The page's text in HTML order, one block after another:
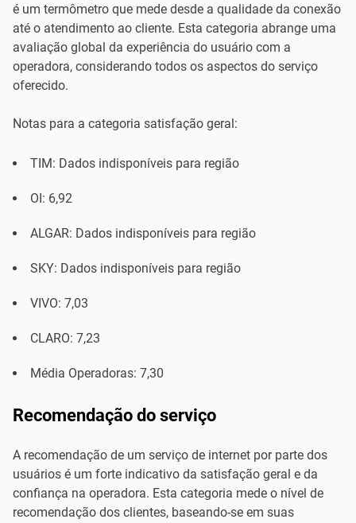
é um termômetro que mede desde a qualidade da conexão
até o atendimento ao cliente. Esta categoria abrange uma
avaliação global da experiência do usuário com a
operadora, considerando todos os aspectos do serviço
oferecido.
Notas para a categoria satisfação geral:
TIM: Dados indisponíveis para região
OI: 6,92
ALGAR: Dados indisponíveis para região
SKY: Dados indisponíveis para região
VIVO: 7,03
CLARO: 7,23
Média Operadoras: 7,30
Recomendação do serviço
A recomendação de um serviço de internet por parte dos
usuários é um forte indicativo da satisfação geral e da
confiança na operadora. Esta categoria mede o nível de
recomendação dos clientes, baseando-se em suas